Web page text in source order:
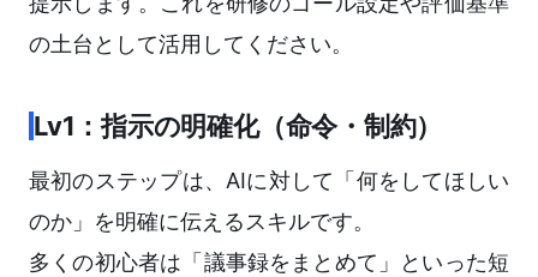
の土台として活用してください。
Lv1：指示の明確化（命令・制約）
最初のステップは、AIに対して「何をしてほしい
のか」を明確に伝えるスキルです。
多くの初心者は「議事録をまとめて」といった短